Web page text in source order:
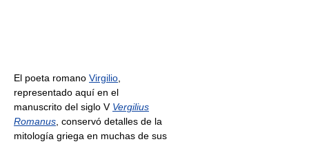
El poeta romano Virgilio,
representado aquí en el
manuscrito del siglo V Vergilius
Romanus, conservó detalles de la
mitología griega en muchas de sus